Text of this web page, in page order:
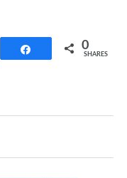
Share 0
SHARES